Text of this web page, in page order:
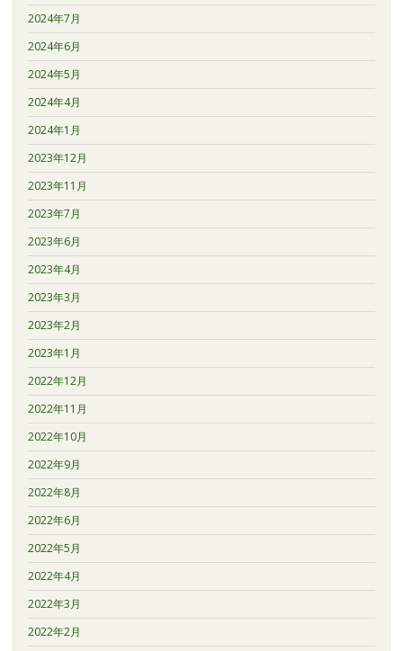
2024年7月
2024年6月
2024年5月
2024年4月
2024年1月
2023年12月
2023年11月
2023年7月
2023年6月
2023年4月
2023年3月
2023年2月
2023年1月
2022年12月
2022年11月
2022年10月
2022年9月
2022年8月
2022年6月
2022年5月
2022年4月
2022年3月
2022年2月